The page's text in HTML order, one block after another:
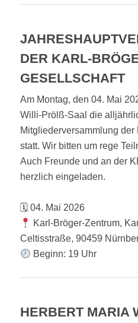
DER KARL-
GESELLSCHAFT
Am Montag, den 04. Mai
Willi-Prölß-Saal die
Mitgliederversammlung
statt. Wir bitten um rege
Auch Freunde und an der
herzlich eingeladen.
🗓 04. Mai 2026
Karl-Bröger-Zentrum,
Celtisstraße, 90459
Beginn: 19 Uhr
HERBERT MARIA